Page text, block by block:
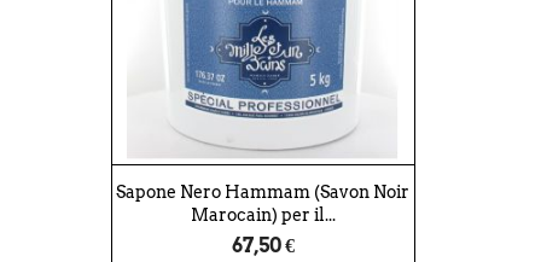
Sapone Nero Hammam (Savon Noir
Marocain) per il...
67,50 €